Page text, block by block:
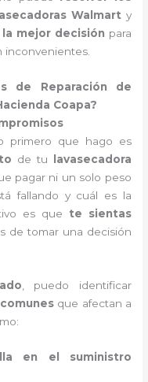
Walmart y
mejor decisión para
inconvenientes.
de Reparación de
Coapa?
primero que hago es
de tu
lavasecadora
pagar ni un solo peso
fallando y cuál es la
es que te sientas
de tomar una decisión
, puedo identificar
que afectan a
en el suministro